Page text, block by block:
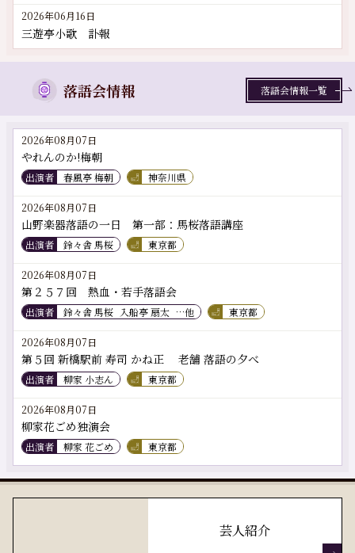
2026年06月16日
三遊亭小歌 訃報
落語会情報
2026年08月07日
やれんのか!梅朝
出演者 春風亭 梅朝 神奈川県
2026年08月07日
山野楽器落語の一日 第一部：馬桜落語講座
出演者 鈴々舎 馬桜 東京都
2026年08月07日
第２５７回 熱血・若手落語会
出演者 鈴々舎 馬桜 入船亭 扇太 …他 東京都
2026年08月07日
第５回 新橋駅前 寿司 かね正 老舗 落語の夕べ
出演者 柳家 小志ん 東京都
2026年08月07日
柳家花ごめ独演会
出演者 柳家 花ごめ 東京都
落語会情報一覧
芸人紹介